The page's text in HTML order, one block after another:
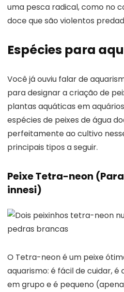
uma pesca radical, como no
doce que são violentos
Espécies para
Você já ouviu falar de
para designar a criação de
plantas aquáticas em
espécies de peixes de água
perfeitamente ao cultivo
principais tipos a seguir.
Peixe Tetra-neon
innesi)
O Tetra-neon é um peixe
aquarismo: é fácil de cuidar, é
em grupo e é pequeno